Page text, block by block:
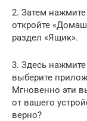
2. Затем
откройте
раздел «Ящик».
3. Здесь
выберите
Мгновенно эти
от вашего
верно?